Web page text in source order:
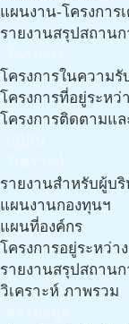
แผนงาน-โครงการ
รายงานสรุปสถาน
โครงการในความ
โครงการที่อยู่ระห
โครงการติดตามแล
รายงานสำหรับผู้บริ
แผนงานกองทุนฯ
แผนที่องค์กร
โครงการอยู่ระหว่
รายงานสรุปสถาน
วิเคราะห์ ภาพรวม